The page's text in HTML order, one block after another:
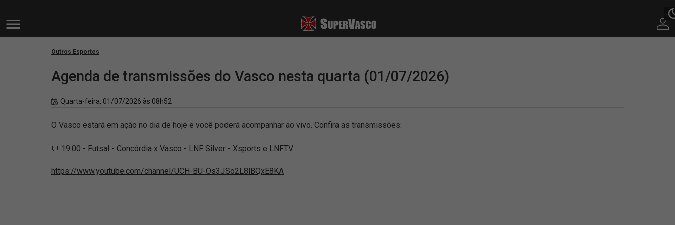
Outros Esportes
Agenda de transmissões do Vasco nesta quarta (01/07/2026)
Quarta-feira, 01/07/2026 às 08h52
O Vasco estará em ação no dia de hoje e você poderá acompanhar ao vivo. Confira as transmissões:
🥅 19:00 - Futsal - Concórdia x Vasco - LNF Silver - Xsports e LNFTV
https://www.youtube.com/channel/UCH-BU-Os3JSo2L8lBQxE8KA